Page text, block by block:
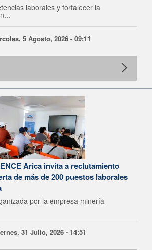
laborales y fortalecer la
5 Agosto, 2026 - 09:11
Arica invita a reclutamiento
de más de 200 puestos laborales
por la empresa minería
31 Julio, 2026 - 14:51